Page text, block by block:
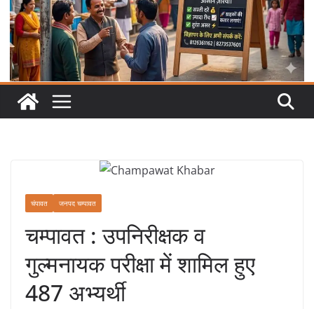
चंपावत जनपद चम्पावत
चम्पावत : उपनिरीक्षक व
गुल्मनायक परीक्षा में शामिल हुए
487 अभ्यर्थी